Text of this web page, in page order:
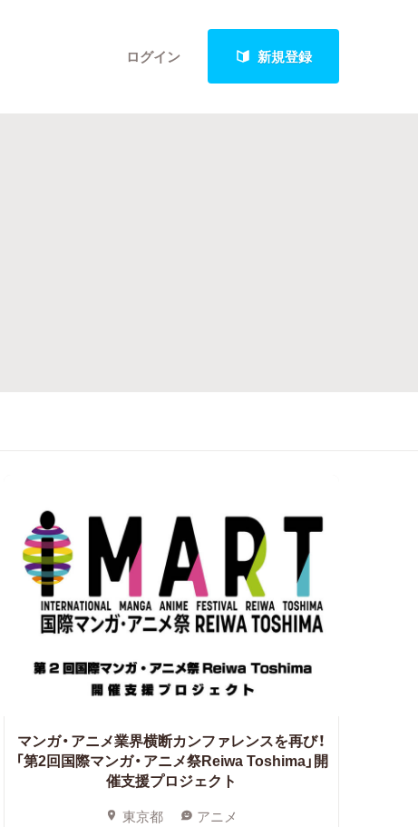
ログイン 新規登録
マンガ・アニメ業界横断カンファレンスを再び！
「第2回国際マンガ・アニメ祭Reiwa Toshima」開
催支援プロジェクト
東京都 アニメ